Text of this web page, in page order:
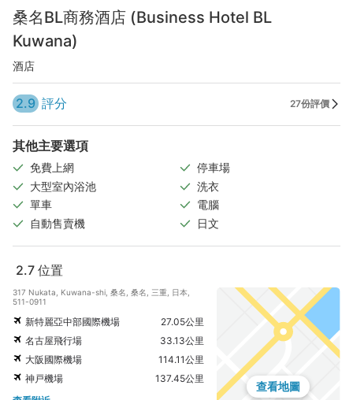
桑名BL商務酒店 (Business Hotel BL
Kuwana)
酒店
2.9 評分 27份評價
其他主要選項
免費上網
停車場
大型室內浴池
洗衣
單車
電腦
自動售賣機
日文
2.7 位置
317 Nukata, Kuwana-shi, 桑名, 桑名, 三重, 日本,
511-0911
新特麗亞中部國際機場
27.05公里
名古屋飛行場
33.13公里
大阪國際機場
114.11公里
神戸機場
137.45公里
查看地圖